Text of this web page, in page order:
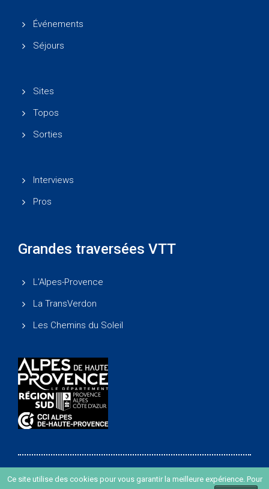
Événements
Séjours
Sites
Topos
Sorties
Interviews
Pros
Grandes traversées VTT
L'Alpes-Provence
La TransVerdon
Les Chemins du Soleil
Copyright ©-Agence de développement des Alpes de
Ce site utilise des cookies pour vous garantir la meilleure expérience. Pour